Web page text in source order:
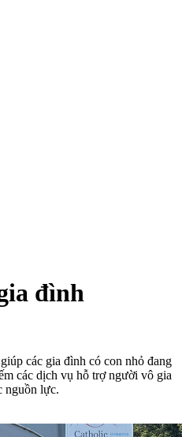
đình
các gia đình có con nhỏ đang
các dịch vụ hỗ trợ người vô gia
nguồn lực.